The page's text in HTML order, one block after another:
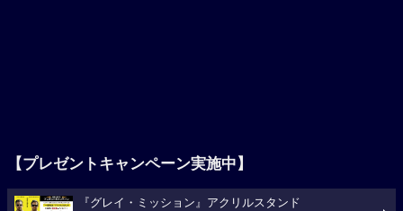
【プレゼントキャンペーン実施中】
『グレイ・ミッション』アクリルスタンド